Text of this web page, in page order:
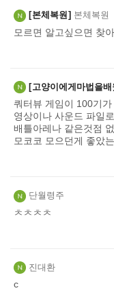
쓰
기
본체복원 본체복원
모르면 알고싶으면 찾
고양이에게마법을배
쿼터뷰 게임이 100기가
영상이나 사운드 파일
배틀아레나 같은것점
모코코 모으던게 좋았는
단월령주
ㅊㅊㅊㅊ
진대환
c